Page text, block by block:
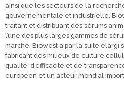
ainsi que les secteurs de la
gouvernementale et industrielle.
traitant et distribuant des sérums
l’une des plus larges gammes de
marché. Biowest a par la suite élargi
fabricant des milieux de culture
qualité, d’efficacité et de
européen et un acteur mondial